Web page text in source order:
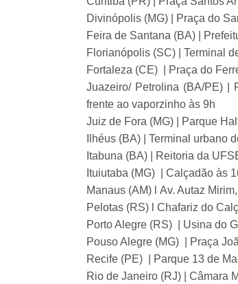
Divinópolis (MG) | Praça do
Feira de Santana (BA) |
Florianópolis (SC) | Terminal
Fortaleza (CE) | Praça do
Juazeiro/ Petrolina (BA/PE) |
frente ao vaporzinho às 9h
Juiz de Fora (MG) | Parque
Ilhéus (BA) | Terminal urbano
Itabuna (BA) | Reitoria da
Ituiutaba (MG) | Calçadão às
Manaus (AM) l Av. Autaz
Pelotas (RS) l Chafariz do
Porto Alegre (RS) | Usina do
Pouso Alegre (MG) | Praça
Recife (PE) | Parque 13 de
Rio de Janeiro (RJ) | Câmara